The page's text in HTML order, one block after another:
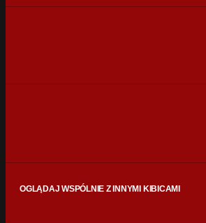
OGLĄDAJ WSPÓLNIE Z INNYMI KIBICAMI